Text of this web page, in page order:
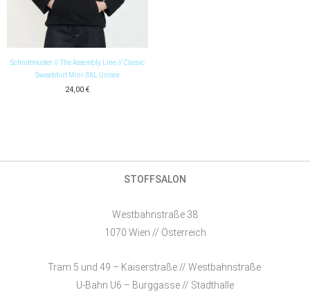
Schnittmuster // The Assembly Line // Classic
Sweatshirt Mini-3XL Unisex
24,00 €
STOFFSALON
Westbahnstraße 38
1070 Wien // Österreich
Tram 5 und 49 – Kaiserstraße // Westbahnstraße
U-Bahn U6 – Burggasse // Stadthalle